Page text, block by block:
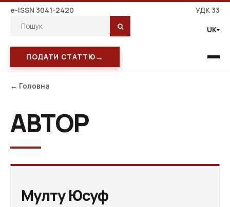
e-ISSN 3041-2420 УДК 33
UK
ПОДАТИ СТАТТЮ →
← Головна
АВТОР
Мулту Юсуф